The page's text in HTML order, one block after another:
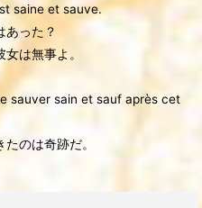
saine et sauve.
あった？
は無事よ。
sauver sain et sauf après cet
のは奇跡だ。